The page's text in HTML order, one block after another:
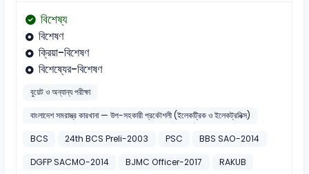
বিশেষ্য
বিশেষণ
ক্রিয়া-বিশেষণ
বিশেষ্যের-বিশেষণ
বুয়েট ও অন্যান্য পরীক্ষা
বাংলাদেশ সমরাস্ত্র কারখানা — উপ-সহকারী প্রকৌশলী (ইলেকট্রিক ও ইলেকট্রনিক্স)
BCS
24th BCS Preli-2003 PSC
BBS SAO-2014
DGFP SACMO-2014
BJMC Officer-2017
RAKUB